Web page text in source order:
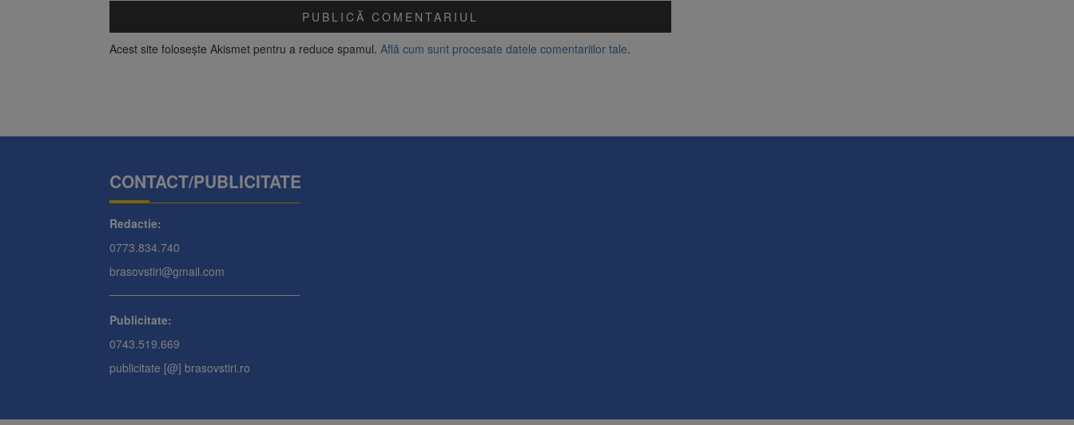
Acest site folosește Akismet pentru a reduce spamul. Află cum sunt procesate datele comentariilor tale.
CONTACT/PUBLICITATE
Redactie:
0773.834.740
brasovstiri@gmail.com
Publicitate:
0743.519.669
publicitate [@] brasovstiri.ro